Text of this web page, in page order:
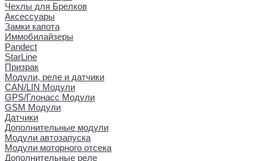
Чехлы для Брелков
Аксессуары
Замки капота
Иммобилайзеры
Pandect
StarLine
Призрак
Модули, реле и датчики
CAN/LIN Модули
GPS/Глонасс Модули
GSM Модули
Датчики
Дополнительные модули
Модули автозапуска
Модули моторного отсека
Дополнительные реле